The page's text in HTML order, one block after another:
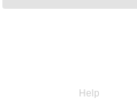
Help